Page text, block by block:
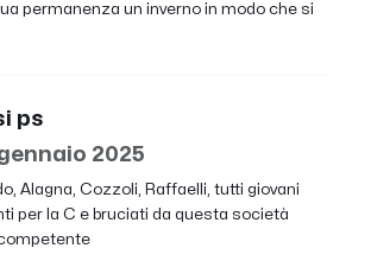
permanenza un inverno in modo che si
ps
2025
Alagna, Cozzoli, Raffaelli, tutti giovani
per la C e bruciati da questa società